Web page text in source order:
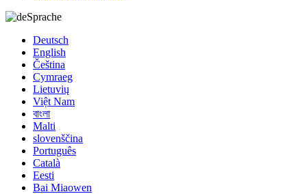
Sprache
Deutsch
English
Čeština
Cymraeg
Lietuvių
Việt Nam
বাংলা
Malti
slovenščina
Português
Català
Eesti
Bai Miaowen